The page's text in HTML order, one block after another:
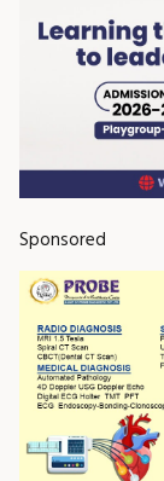
Sponsored